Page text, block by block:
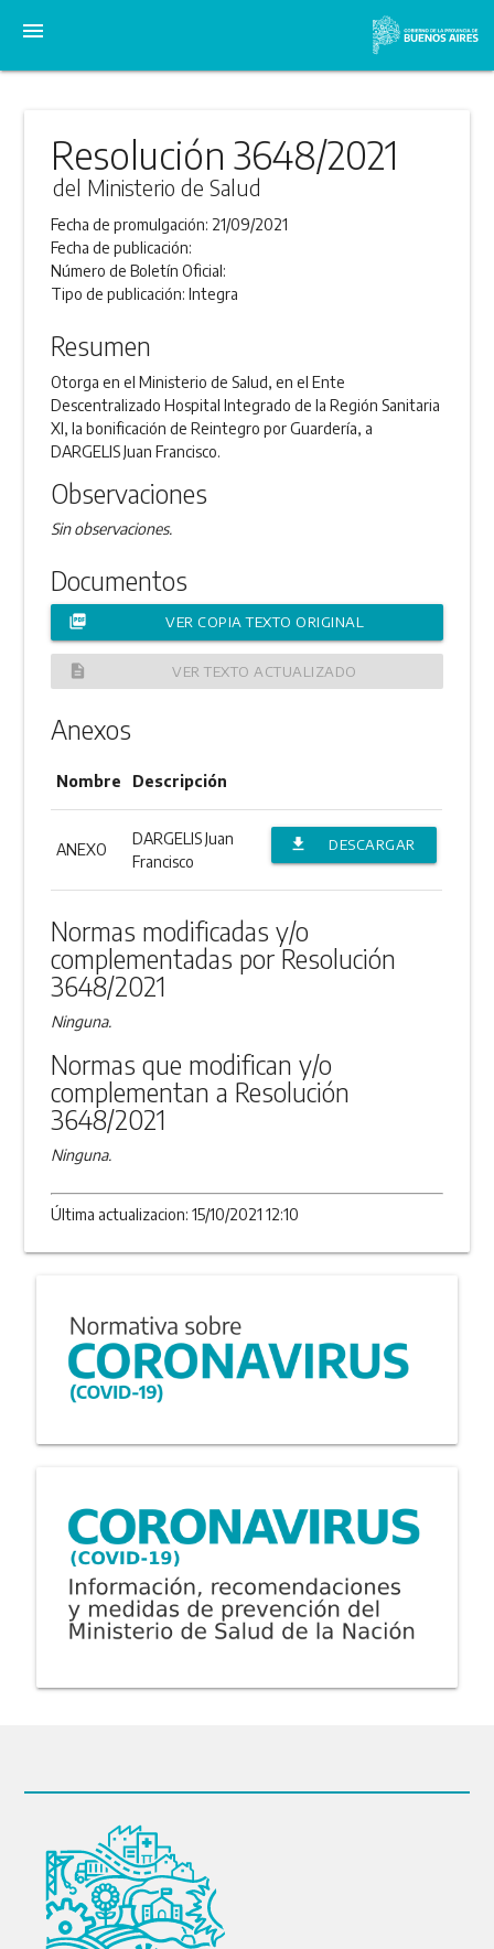
menu
Resolución 3648/2021
del Ministerio de Salud
Fecha de promulgación: 21/09/2021
Fecha de publicación:
Número de Boletín Oficial:
Tipo de publicación:Integra
Resumen
Otorga en el Ministerio de Salud, en el Ente
Descentralizado Hospital Integrado de la Región Sanitaria
XI, la bonificación de Reintegro por Guardería, a
DARGELIS Juan Francisco.
Observaciones
Sin observaciones.
Documentos
picture_as_pdf VER COPIA TEXTO ORIGINAL
description VER TEXTO ACTUALIZADO
Anexos
Nombre Descripción
ANEXO
DARGELIS Juan
Francisco
file_download
DESCARGAR
Normas modificadas y/o
complementadas por Resolución
3648/2021
Ninguna.
Normas que modifican y/o
complementan a Resolución
3648/2021
Ninguna.
Última actualizacion: 15/10/2021 12:10